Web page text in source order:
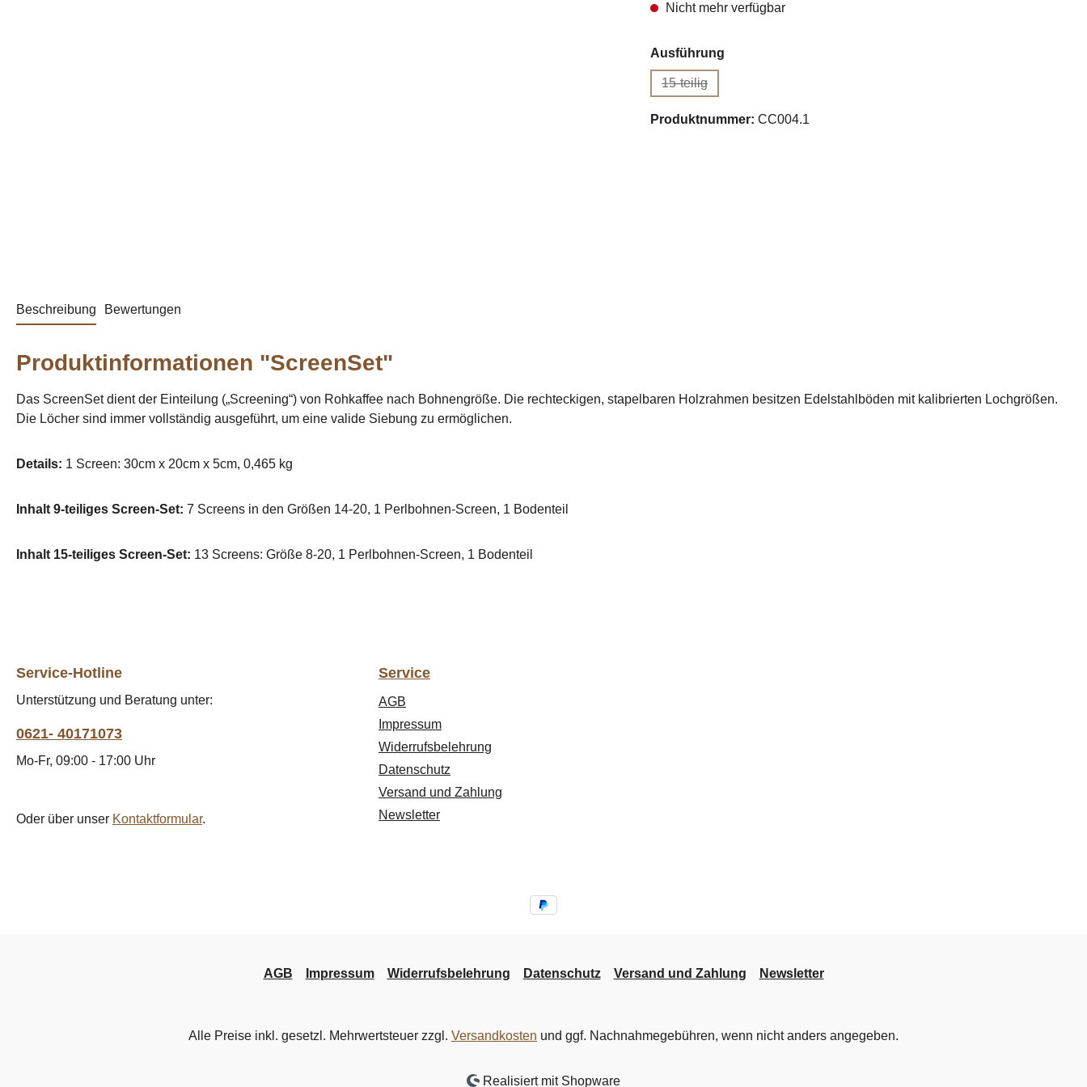
Nicht mehr verfügbar
Ausführung
15-teilig
(Diese Option ist zurzeit nicht verfügbar.)
Produktnummer: CC004.1
Beschreibung Bewertungen
Produktinformationen "ScreenSet"
Das ScreenSet dient der Einteilung („Screening“) von Rohkaffee nach Bohnengröße. Die rechteckigen, stapelbaren Holzrahmen besitzen Edelstahlböden mit kalibrierten Lochgrößen.
Die Löcher sind immer vollständig ausgeführt, um eine valide Siebung zu ermöglichen.
Details: 1 Screen: 30cm x 20cm x 5cm, 0,465 kg
Inhalt 9-teiliges Screen-Set: 7 Screens in den Größen 14-20, 1 Perlbohnen-Screen, 1 Bodenteil
Inhalt 15-teiliges Screen-Set: 13 Screens: Größe 8-20, 1 Perlbohnen-Screen, 1 Bodenteil
Service-Hotline
Unterstützung und Beratung unter:
0621- 40171073
Mo-Fr, 09:00 - 17:00 Uhr
Oder über unser Kontaktformular.
Service
AGB
Impressum
Widerrufsbelehrung
Datenschutz
Versand und Zahlung
Newsletter
AGB Impressum Widerrufsbelehrung Datenschutz Versand und Zahlung Newsletter
Alle Preise inkl. gesetzl. Mehrwertsteuer zzgl. Versandkosten und ggf. Nachnahmegebühren, wenn nicht anders angegeben.
Realisiert mit Shopware